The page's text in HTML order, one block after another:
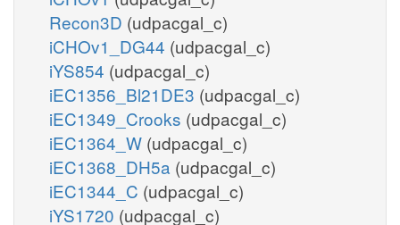
Recon3D (udpacgal_c)
iCHOv1_DG44 (udpacgal_c)
iYS854 (udpacgal_c)
iEC1356_Bl21DE3 (udpacgal_c)
iEC1349_Crooks (udpacgal_c)
iEC1364_W (udpacgal_c)
iEC1368_DH5a (udpacgal_c)
iEC1344_C (udpacgal_c)
iYS1720 (udpacgal_c)